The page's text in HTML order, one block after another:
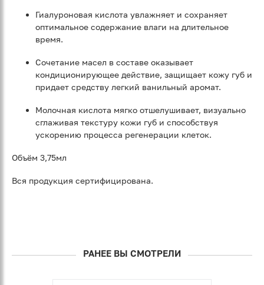
Гиалуроновая кислота увлажняет и сохраняет
оптимальное содержание влаги на длительное
время.
Сочетание масел в составе оказывает
кондиционирующее действие, защищает кожу губ и
придает средству легкий ванильный аромат.
Молочная кислота мягко отшелушивает, визуально
сглаживая текстуру кожи губ и способствуя
ускорению процесса регенерации клеток.
Объём 3,75мл
Вся продукция сертифицирована.
РАНЕЕ ВЫ СМОТРЕЛИ